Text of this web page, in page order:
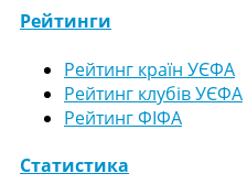
Рейтинги
Рейтинг країн УЄФА
Рейтинг клубів УЄФА
Рейтинг ФІФА
Статистика